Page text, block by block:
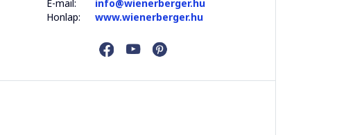
E-mail:
info@wienerberger.hu
Honlap:
www.wienerberger.hu